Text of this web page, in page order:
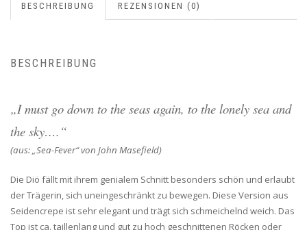
BESCHREIBUNG REZENSIONEN (0)
BESCHREIBUNG
„I must go down to the seas again, to the lonely sea and
the sky….“
(aus: „Sea-Fever“ von John Masefield)
Die Diö fällt mit ihrem genialem Schnitt besonders schön und erlaubt
der Trägerin, sich uneingeschränkt zu bewegen. Diese Version aus
Seidencrepe ist sehr elegant und trägt sich schmeichelnd weich. Das
Top ist ca. taillenlang und gut zu hoch geschnittenen Röcken oder